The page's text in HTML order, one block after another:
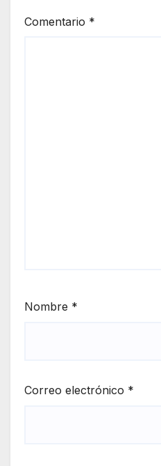
Comentario *
Nombre *
Correo electrónico *